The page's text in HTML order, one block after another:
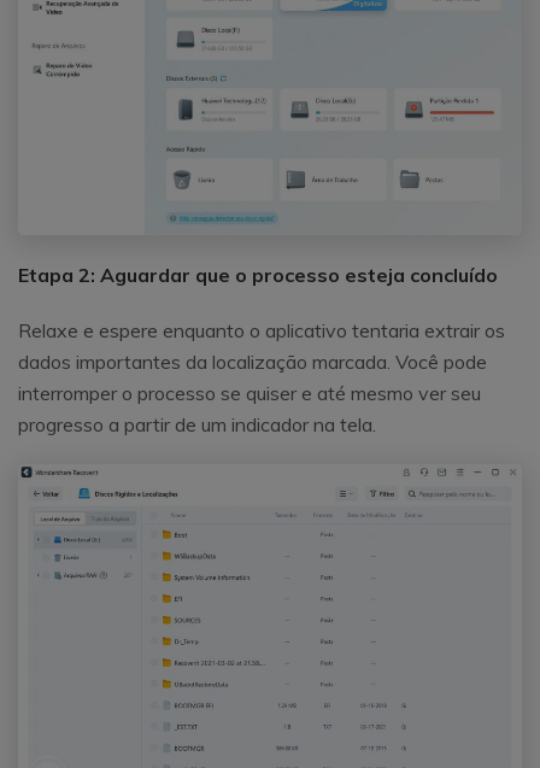
Etapa 2: Aguardar que o processo esteja concluído
Relaxe e espere enquanto o aplicativo tentaria extrair os
dados importantes da localização marcada. Você pode
interromper o processo se quiser e até mesmo ver seu
progresso a partir de um indicador na tela.